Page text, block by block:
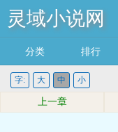
灵域小说网
分类 排行
字: 大 中 小
上一章